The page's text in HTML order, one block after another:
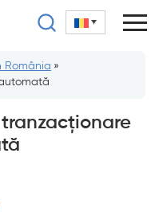
România »
tranzacționare